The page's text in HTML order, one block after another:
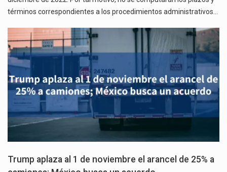
términos correspondientes a los procedimientos administrativos…
Trump aplaza al 1 de noviembre el arancel de 25% a